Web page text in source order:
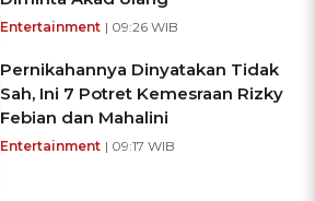
Entertainment | 09:26 WIB
Pernikahannya Dinyatakan Tidak
Sah, Ini 7 Potret Kemesraan Rizky
Febian dan Mahalini
Entertainment | 09:17 WIB